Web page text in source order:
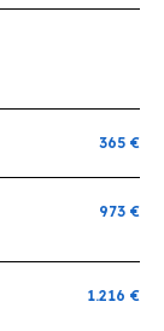
365 €
973 €
1.216 €